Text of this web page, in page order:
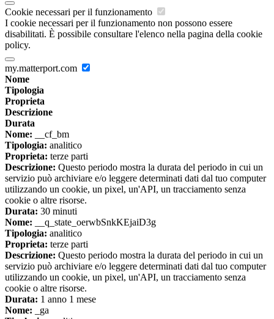
Cookie necessari per il funzionamento
I cookie necessari per il funzionamento non possono essere
disabilitati. È possibile consultare l'elenco nella pagina della cookie
policy.
my.matterport.com
Nome
Tipologia
Proprieta
Descrizione
Durata
Nome: __cf_bm
Tipologia: analitico
Proprieta: terze parti
Descrizione: Questo periodo mostra la durata del periodo in cui un
servizio può archiviare e/o leggere determinati dati dal tuo computer
utilizzando un cookie, un pixel, un'API, un tracciamento senza
cookie o altre risorse.
Durata: 30 minuti
Nome: __q_state_oerwbSnkKEjaiD3g
Tipologia: analitico
Proprieta: terze parti
Descrizione: Questo periodo mostra la durata del periodo in cui un
servizio può archiviare e/o leggere determinati dati dal tuo computer
utilizzando un cookie, un pixel, un'API, un tracciamento senza
cookie o altre risorse.
Durata: 1 anno 1 mese
Nome: _ga